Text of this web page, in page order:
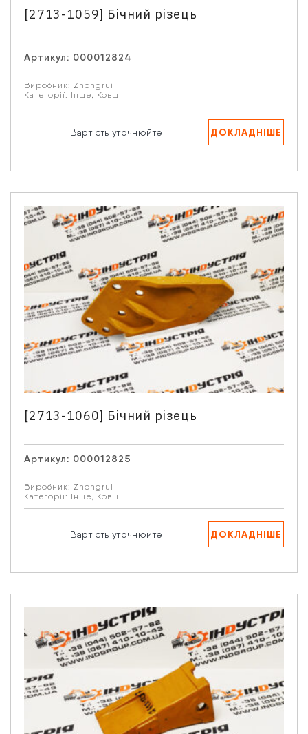
[2713-1059] Бічний різець
Артикул: 000012824
Виробник: Zhongrui
Категорії: Інше, Ковші
Вартість уточнюйте ДОКЛАДНІШЕ
[2713-1060] Бічний різець
Артикул: 000012825
Виробник: Zhongrui
Категорії: Інше, Ковші
Вартість уточнюйте ДОКЛАДНІШЕ